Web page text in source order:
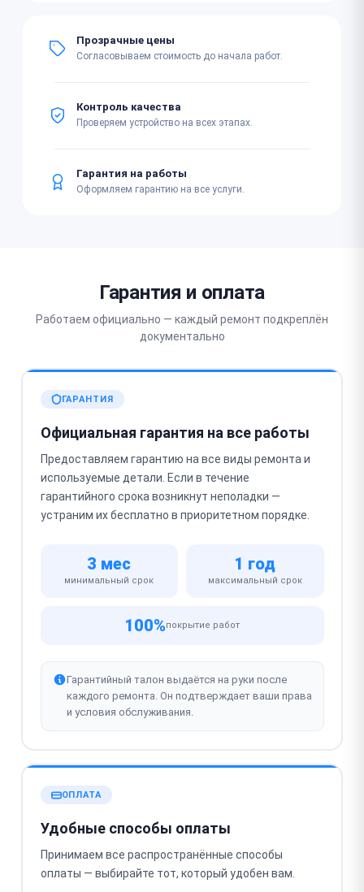
Прозрачные цены
Согласовываем стоимость до начала работ.
Контроль качества
Проверяем устройство на всех этапах.
Гарантия на работы
Оформляем гарантию на все услуги.
Гарантия и оплата
Работаем официально — каждый ремонт подкреплён
документально
ГАРАНТИЯ
Официальная гарантия на все работы
Предоставляем гарантию на все виды ремонта и
используемые детали. Если в течение
гарантийного срока возникнут неполадки —
устраним их бесплатно в приоритетном порядке.
3 мес
минимальный срок
1 год
максимальный срок
100%покрытие работ
Гарантийный талон выдаётся на руки после
каждого ремонта. Он подтверждает ваши права
и условия обслуживания.
ОПЛАТА
Удобные способы оплаты
Принимаем все распространённые способы
оплаты — выбирайте тот, который удобен вам.